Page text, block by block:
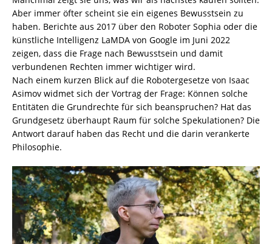
Aber immer öfter scheint sie ein eigenes Bewusstsein zu
haben. Berichte aus 2017 über den Roboter Sophia oder die
künstliche Intelligenz LaMDA von Google im Juni 2022
zeigen, dass die Frage nach Bewusstsein und damit
verbundenen Rechten immer wichtiger wird.
Nach einem kurzen Blick auf die Robotergesetze von Isaac
Asimov widmet sich der Vortrag der Frage: Können solche
Entitäten die Grundrechte für sich beanspruchen? Hat das
Grundgesetz überhaupt Raum für solche Spekulationen? Die
Antwort darauf haben das Recht und die darin verankerte
Philosophie.